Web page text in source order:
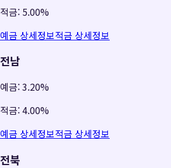
적금: 5.00%
예금 상세정보적금 상세정보
전남
예금:3.20%
적금:4.00%
예금 상세정보적금 상세정보
전북